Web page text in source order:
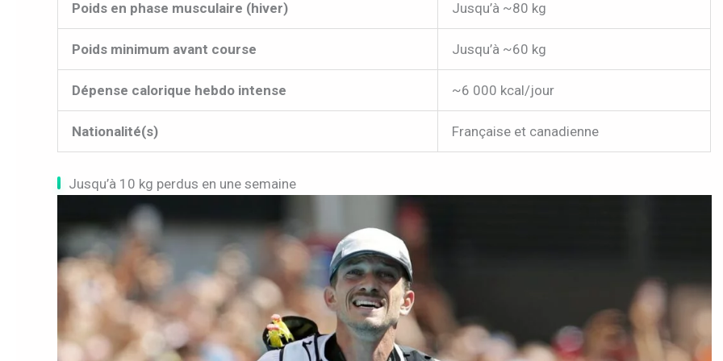
Poids en phase musculaire (hiver) Jusqu’à ~80 kg
Poids minimum avant course Jusqu’à ~60 kg
Dépense calorique hebdo intense ~6 000 kcal/jour
Nationalité(s) Française et canadienne
Jusqu’à 10 kg perdus en une semaine